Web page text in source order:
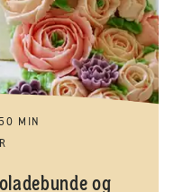
MIN
og